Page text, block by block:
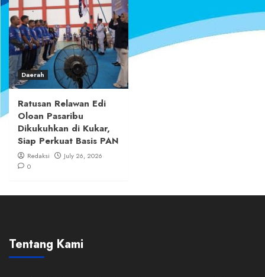
Daerah
Ratusan Relawan Edi
Oloan Pasaribu
Dikukuhkan di Kukar,
Siap Perkuat Basis PAN
Redaksi
July 26, 2026
0
Tentang Kami